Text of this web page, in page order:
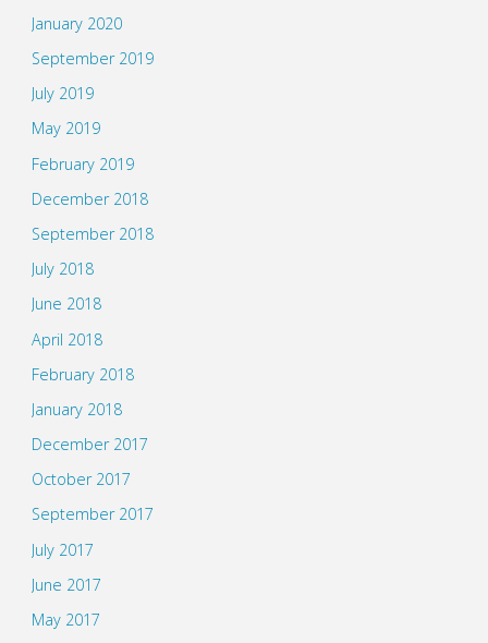
January 2020
September 2019
July 2019
May 2019
February 2019
December 2018
September 2018
July 2018
June 2018
April 2018
February 2018
January 2018
December 2017
October 2017
September 2017
July 2017
June 2017
May 2017